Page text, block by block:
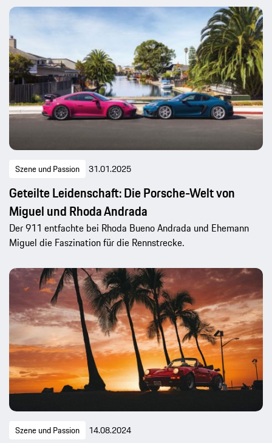
Szene und Passion 31.01.2025
Geteilte Leidenschaft: Die Porsche-Welt von
Miguel und Rhoda Andrada
Der 911 entfachte bei Rhoda Bueno Andrada und Ehemann
Miguel die Faszination für die Rennstrecke.
Szene und Passion 14.08.2024